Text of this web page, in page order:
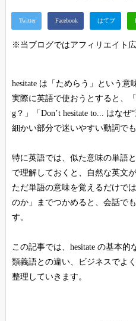
※当ブログではアフィリエイト
hesitate は「ためらう」という意
実際に英語で使おうとすると、
g？」「Don’t hesitate to... はなぜ
細かい部分で迷いやすい動詞でも
特に英語では、似た意味の単語
で理解しておくと、自然な英文
ただ単語の意味を覚えるだけで
のか」までつかめると、会話で
す。
この記事では、hesitate の基本的
類義語との違い、ビジネスでよ
整理していきます。